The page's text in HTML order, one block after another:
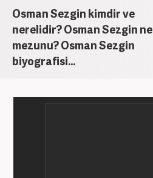
Osman Sezgin kimdir ve
nerelidir? Osman Sezgin ne
mezunu? Osman Sezgin
biyografisi...